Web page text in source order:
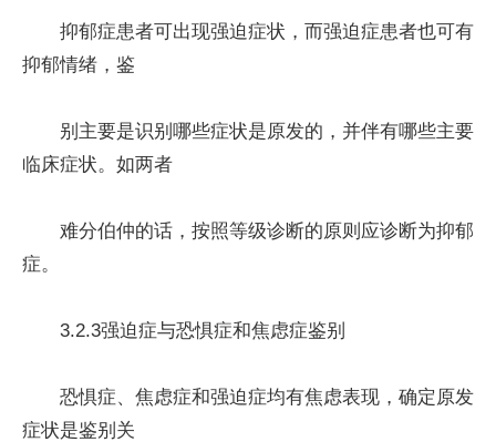
抑郁症患者可出现强迫症状，而强迫症患者也可有
抑郁情绪，鉴
别主要是识别哪些症状是原发的，并伴有哪些主要
临床症状。如两者
难分伯仲的话，按照等级诊断的原则应诊断为抑郁
症。
3.2.3强迫症与恐惧症和焦虑症鉴别
恐惧症、焦虑症和强迫症均有焦虑表现，确定原发
症状是鉴别关